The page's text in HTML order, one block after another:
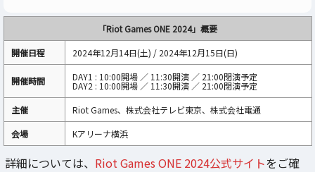
「Riot Games ONE 2024」概要
開催日程
2024年12月14日(土) / 2024年12月15日(日)
開催時間 DAY1 : 10:00開場 ／ 11:30開演 ／ 21:00閉演予定
DAY2 : 10:00開場 ／ 11:30開演 ／ 21:00閉演予定
主催
Riot Games、株式会社テレビ東京、株式会社電通
会場
Kアリーナ横浜
詳細については、 Riot Games ONE 2024公式サイトをご確